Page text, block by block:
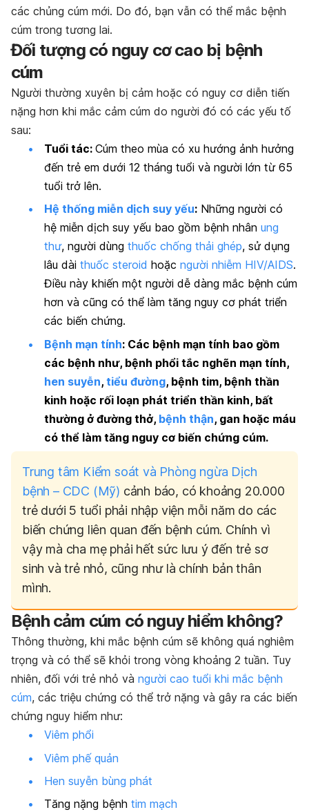
các chủng cúm mới. Do đó, bạn vẫn có thể mắc bệnh
cúm trong tương lai.
Đối tượng có nguy cơ cao bị bệnh
cúm
Người thường xuyên bị cảm hoặc có nguy cơ diễn tiến
nặng hơn khi mắc cảm cúm do người đó có các yếu tố
sau:
Tuổi tác: Cúm theo mùa có xu hướng ảnh hưởng
đến trẻ em dưới 12 tháng tuổi và người lớn từ 65
tuổi trở lên.
Hệ thống miễn dịch suy yếu: Những người có
hệ miễn dịch suy yếu bao gồm bệnh nhân ung
thư, người dùng thuốc chống thải ghép, sử dụng
lâu dài thuốc steroid hoặc người nhiễm HIV/AIDS.
Điều này khiến một người dễ dàng mắc bệnh cúm
hơn và cũng có thể làm tăng nguy cơ phát triển
các biến chứng.
Bệnh mạn tính: Các bệnh mạn tính bao gồm
các bệnh như, bệnh phổi tắc nghẽn mạn tính,
hen suyễn, tiểu đường, bệnh tim, bệnh thần
kinh hoặc rối loạn phát triển thần kinh, bất
thường ở đường thở, bệnh thận, gan hoặc máu
có thể làm tăng nguy cơ biến chứng cúm.
Trung tâm Kiểm soát và Phòng ngừa Dịch
bệnh – CDC (Mỹ) cảnh báo, có khoảng 20.000
trẻ dưới 5 tuổi phải nhập viện mỗi năm do các
biến chứng liên quan đến bệnh cúm. Chính vì
vậy mà cha mẹ phải hết sức lưu ý đến trẻ sơ
sinh và trẻ nhỏ, cũng như là chính bản thân
mình.
Bệnh cảm cúm có nguy hiểm không?
Thông thường, khi mắc bệnh cúm sẽ không quá nghiêm
trọng và có thể sẽ khỏi trong vòng khoảng 2 tuần. Tuy
nhiên, đối với trẻ nhỏ và người cao tuổi khi mắc bệnh
cúm, các triệu chứng có thể trở nặng và gây ra các biến
chứng nguy hiểm như:
Viêm phổi
Viêm phế quản
Hen suyễn bùng phát
Tăng nặng bệnh tim mạch